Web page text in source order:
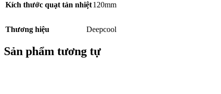
Kích thước quạt tản nhiệt120mm
Thương hiệu Deepcool
Sản phẩm tương tự